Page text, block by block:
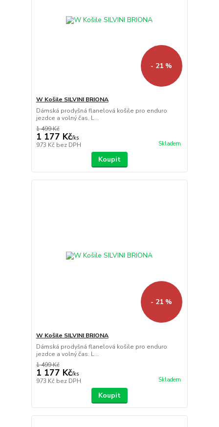
- 21 %
W Košile SILVINI BRIONA
Dámská prodyšná flanelová košile pro enduro
jezdce a volný čas. L...
1 499 Kč
1 177 Kč/ks
973 Kč bez DPH Skladem
Koupit
- 21 %
W Košile SILVINI BRIONA
Dámská prodyšná flanelová košile pro enduro
jezdce a volný čas. L...
1 499 Kč
1 177 Kč/ks
973 Kč bez DPH Skladem
Koupit